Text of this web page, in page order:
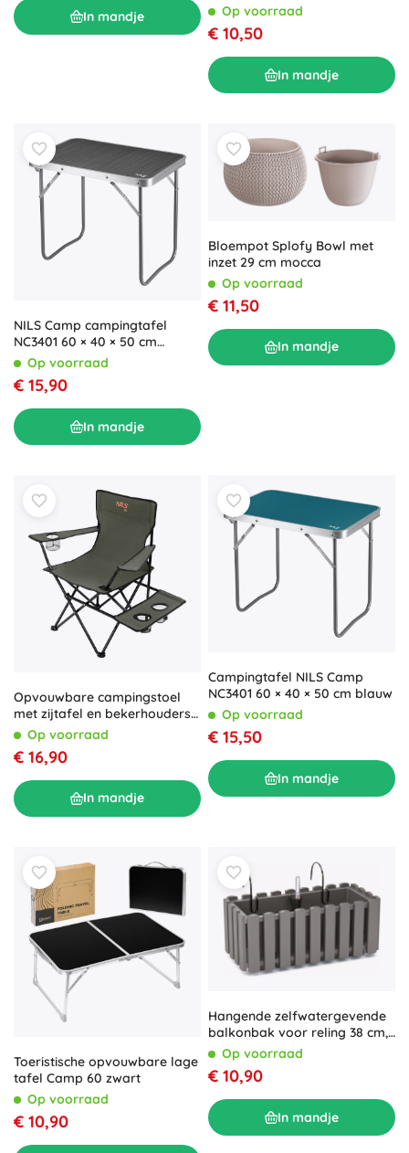
In mandje
Op voorraad
€ 10,50
In mandje
NILS Camp campingtafel
NC3401 60 × 40 × 50 cm
donkergrijs
Op voorraad
€ 15,90
In mandje
Bloempot Splofy Bowl met
inzet 29 cm mocca
Op voorraad
€ 11,50
In mandje
Opvouwbare campingstoel
met zijtafel en bekerhouders
NILS Camp
Op voorraad
€ 16,90
In mandje
Campingtafel NILS Camp
NC3401 60 × 40 × 50 cm blauw
Op voorraad
€ 15,50
In mandje
Toeristische opvouwbare lage
tafel Camp 60 zwart
Op voorraad
€ 10,90
Hangende zelfwatergevende
balkonbak voor reling 38 cm,
grijs steen
Op voorraad
€ 10,90
In mandje